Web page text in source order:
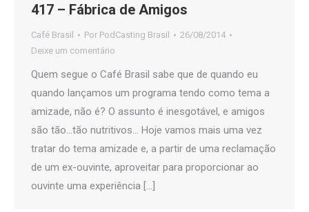
417 – Fábrica de Amigos
Café Brasil Por PodCasting Brasil
26/08/2014
Deixe um comentário
Quem segue o Café Brasil sabe que de quando eu
quando lançamos um programa tendo como tema a
amizade, não é? O assunto é inesgotável, e amigos
são tão…tão nutritivos… Hoje vamos mais uma vez
tratar do tema amizade e, a partir de uma reclamação
de um ex-ouvinte, aproveitar para proporcionar ao
ouvinte uma experiência […]